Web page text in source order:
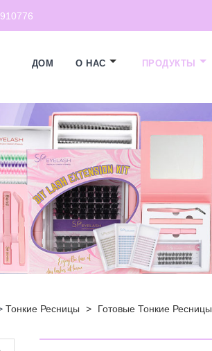
ДОМ О НАС ПРОДУКТЫ
Тонкие Ресницы > Готовые Тонкие Ресницы